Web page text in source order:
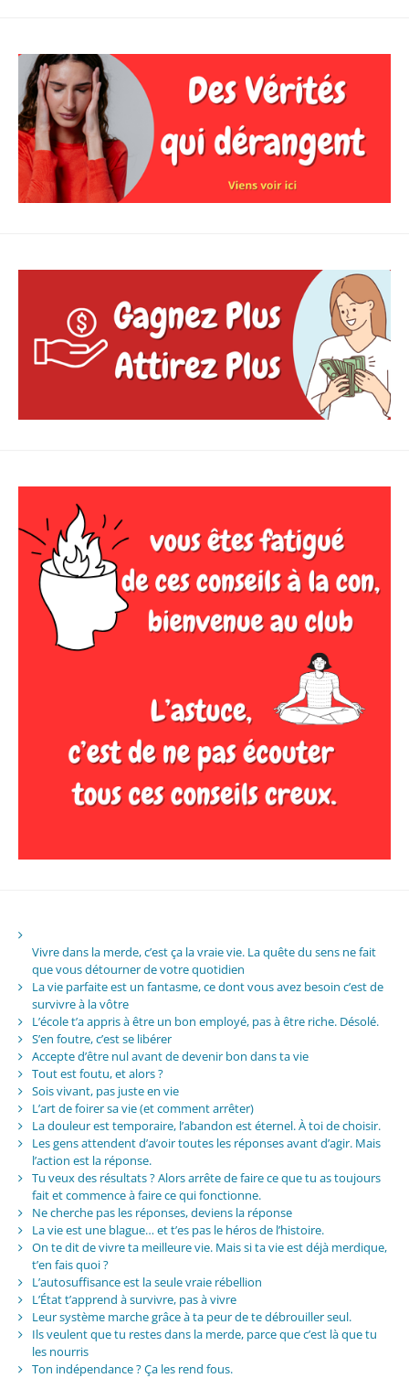
Vivre dans la merde, c’est ça la vraie vie. La quête du sens ne fait
que vous détourner de votre quotidien
La vie parfaite est un fantasme, ce dont vous avez besoin c’est de
survivre à la vôtre
L’école t’a appris à être un bon employé, pas à être riche. Désolé.
S’en foutre, c’est se libérer
Accepte d’être nul avant de devenir bon dans ta vie
Tout est foutu, et alors ?
Sois vivant, pas juste en vie
L’art de foirer sa vie (et comment arrêter)
La douleur est temporaire, l’abandon est éternel. À toi de choisir.
Les gens attendent d’avoir toutes les réponses avant d’agir. Mais
l’action est la réponse.
Tu veux des résultats ? Alors arrête de faire ce que tu as toujours
fait et commence à faire ce qui fonctionne.
Ne cherche pas les réponses, deviens la réponse
La vie est une blague… et t’es pas le héros de l’histoire.
On te dit de vivre ta meilleure vie. Mais si ta vie est déjà merdique,
t’en fais quoi ?
L’autosuffisance est la seule vraie rébellion
L’État t’apprend à survivre, pas à vivre
Leur système marche grâce à ta peur de te débrouiller seul.
Ils veulent que tu restes dans la merde, parce que c’est là que tu
les nourris
Ton indépendance ? Ça les rend fous.